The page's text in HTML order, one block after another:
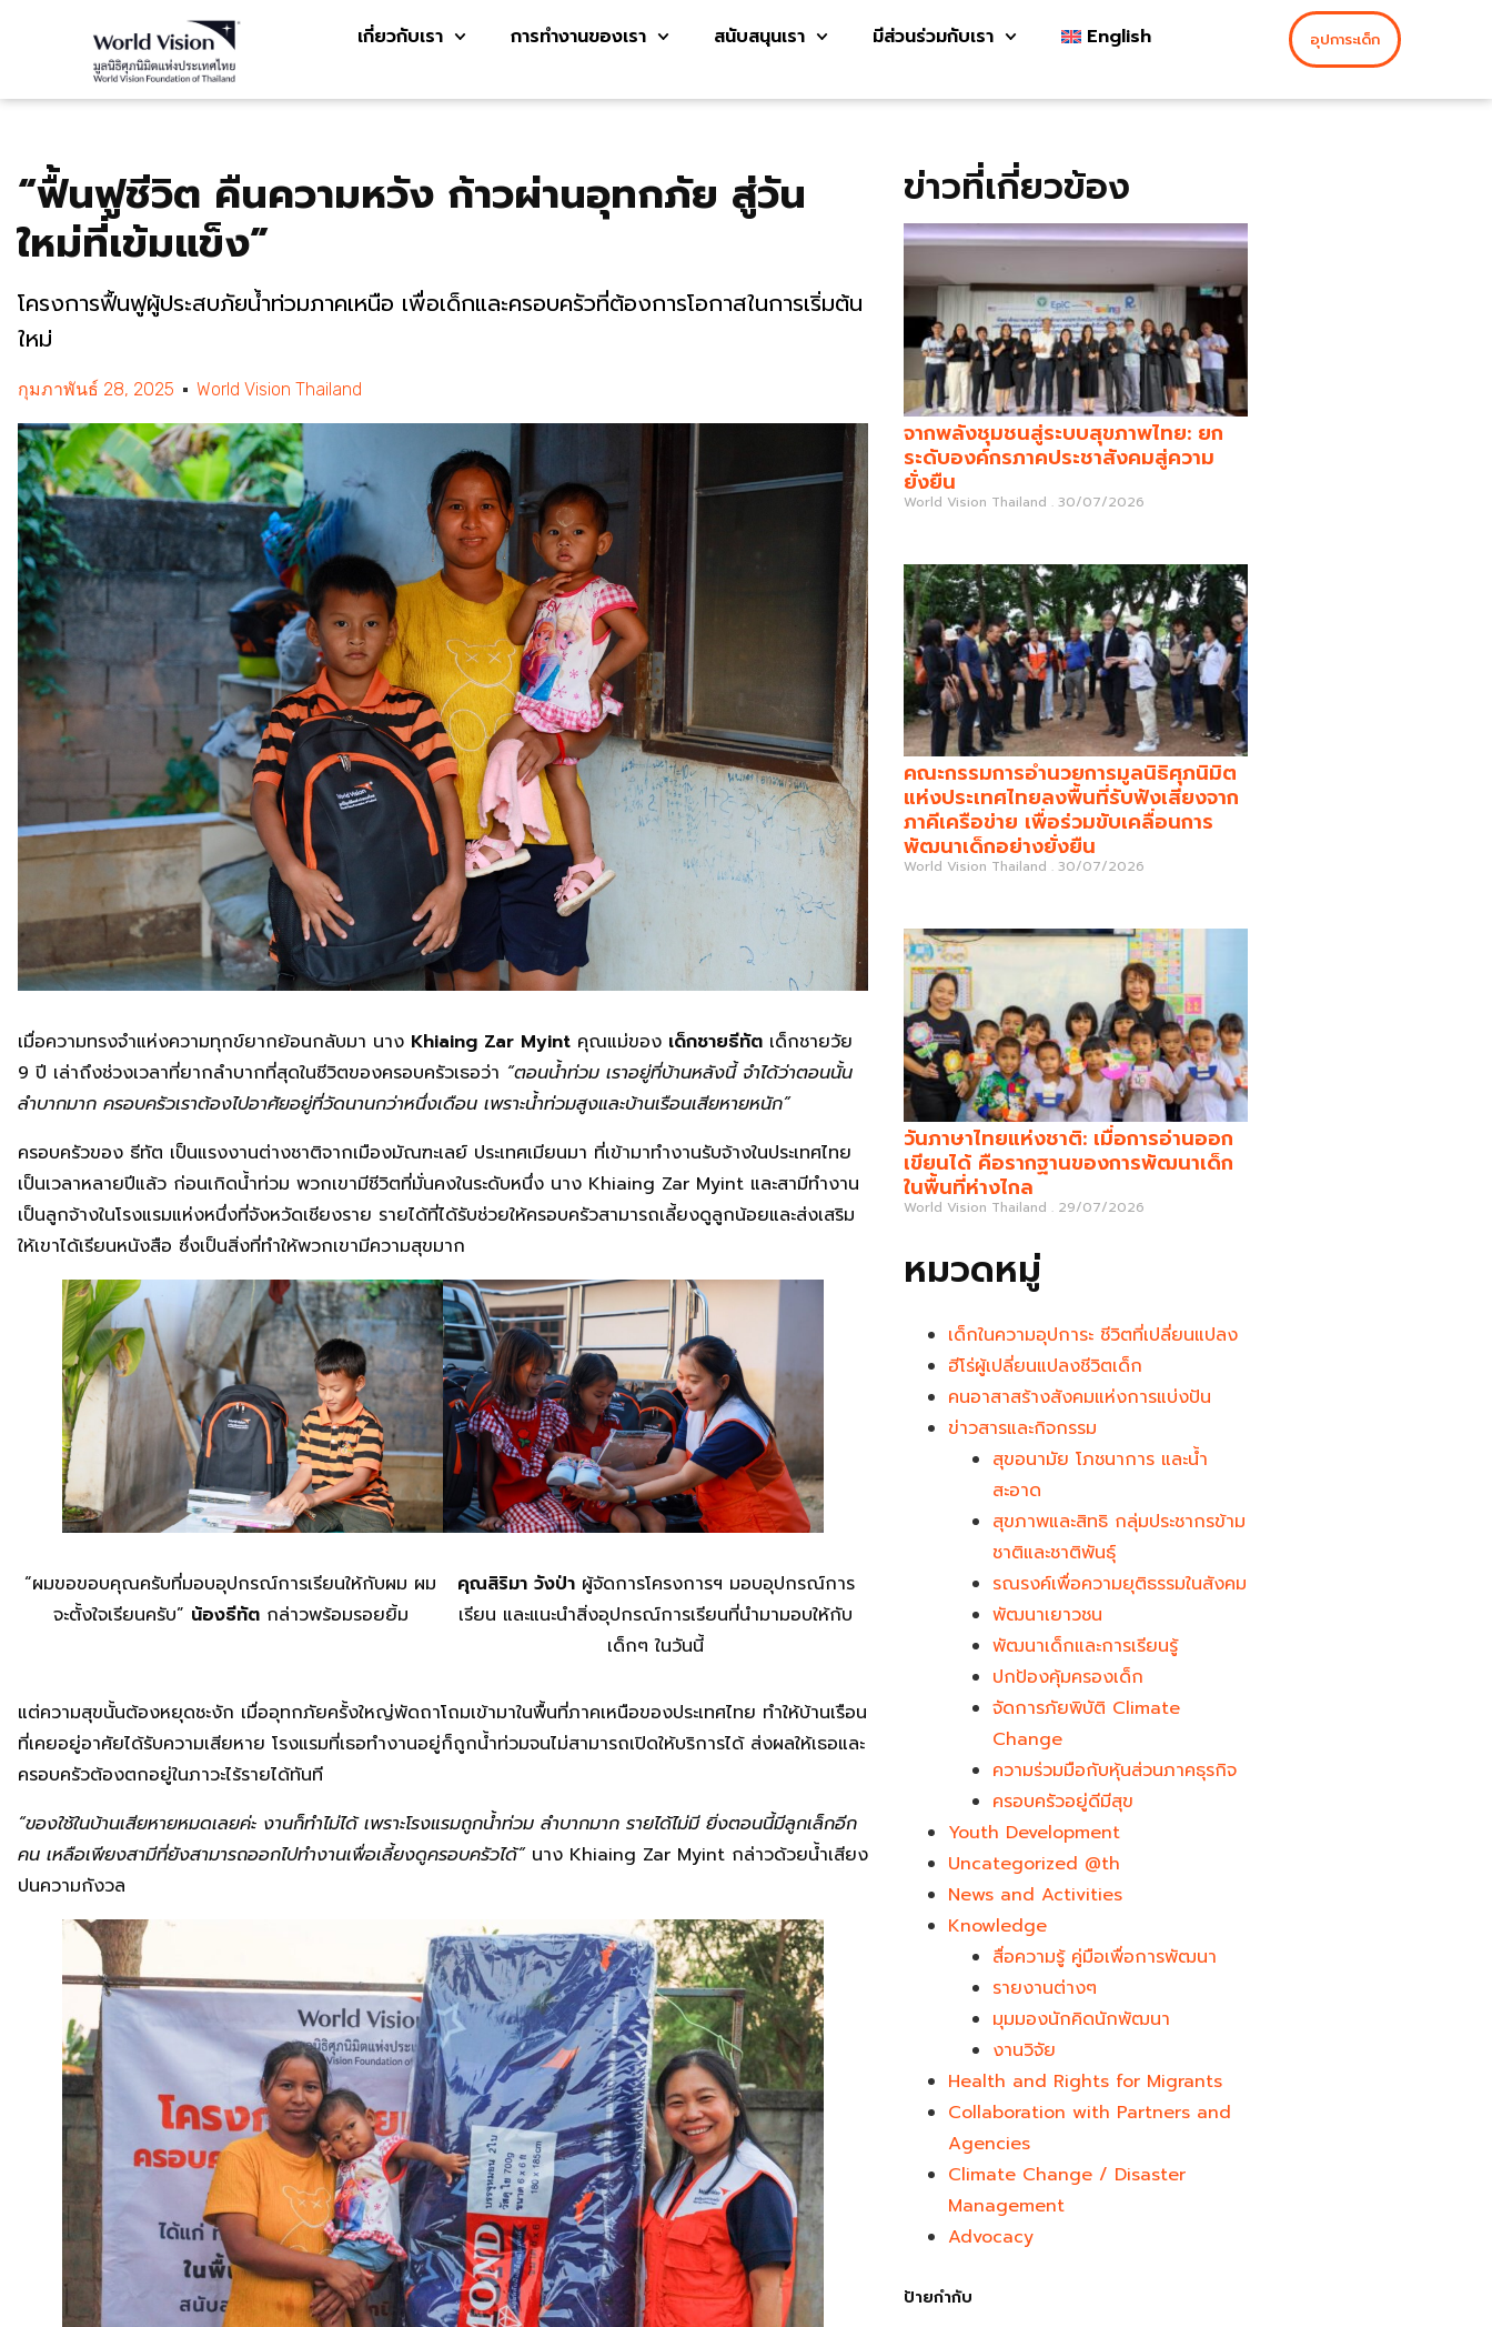
เกี่ยวกับเรา การทำงานของเรา สนับสนุนเรา มีส่วนร่วมกับเรา English อุปการะเด็ก
“ฟื้นฟูชีวิต คืนความหวัง ก้าวผ่านอุทกภัย สู่วัน
ใหม่ที่เข้มแข็ง”
โครงการฟื้นฟูผู้ประสบภัยน้ำท่วมภาคเหนือ เพื่อเด็กและครอบครัวที่ต้องการโอกาสในการเริ่มต้น
ใหม่
กุมภาพันธ์ 28, 2025 World Vision Thailand
เมื่อความทรงจำแห่งความทุกข์ยากย้อนกลับมา นาง Khiaing Zar Myint คุณแม่ของ เด็กชายธีทัต เด็กชายวัย
9 ปี เล่าถึงช่วงเวลาที่ยากลำบากที่สุดในชีวิตของครอบครัวเธอว่า “ตอนน้ำท่วม เราอยู่ที่บ้านหลังนี้ จำได้ว่าตอนนั้น
ลำบากมาก ครอบครัวเราต้องไปอาศัยอยู่ที่วัดนานกว่าหนึ่งเดือน เพราะน้ำท่วมสูงและบ้านเรือนเสียหายหนัก”
ครอบครัวของ ธีทัต เป็นแรงงานต่างชาติจากเมืองมัณฑะเลย์ ประเทศเมียนมา ที่เข้ามาทำงานรับจ้างในประเทศไทย
เป็นเวลาหลายปีแล้ว ก่อนเกิดน้ำท่วม พวกเขามีชีวิตที่มั่นคงในระดับหนึ่ง นาง Khiaing Zar Myint และสามีทำงาน
เป็นลูกจ้างในโรงแรมแห่งหนึ่งที่จังหวัดเชียงราย รายได้ที่ได้รับช่วยให้ครอบครัวสามารถเลี้ยงดูลูกน้อยและส่งเสริม
ให้เขาได้เรียนหนังสือ ซึ่งเป็นสิ่งที่ทำให้พวกเขามีความสุขมาก
“ผมขอขอบคุณครับที่มอบอุปกรณ์การเรียนให้กับผม ผม
จะตั้งใจเรียนครับ” น้องธีทัตกล่าวพร้อมรอยยิ้ม
คุณสิริมา วังป่าผู้จัดการโครงการฯ มอบอุปกรณ์การ
เรียน และแนะนำสิ่งอุปกรณ์การเรียนที่นำมามอบให้กับ
เด็กๆ ในวันนี้
แต่ความสุขนั้นต้องหยุดชะงัก เมื่ออุทกภัยครั้งใหญ่พัดถาโถมเข้ามาในพื้นที่ภาคเหนือของประเทศไทย ทำให้บ้านเรือน
ที่เคยอยู่อาศัยได้รับความเสียหาย โรงแรมที่เธอทำงานอยู่ก็ถูกน้ำท่วมจนไม่สามารถเปิดให้บริการได้ ส่งผลให้เธอและ
ครอบครัวต้องตกอยู่ในภาวะไร้รายได้ทันที
“ของใช้ในบ้านเสียหายหมดเลยค่ะ งานก็ทำไม่ได้ เพราะโรงแรมถูกน้ำท่วม ลำบากมาก รายได้ไม่มี ยิ่งตอนนี้มีลูกเล็กอีก
คน เหลือเพียงสามีที่ยังสามารถออกไปทำงานเพื่อเลี้ยงดูครอบครัวได้”นาง Khiaing Zar Myint กล่าวด้วยน้ำเสียง
ปนความกังวล
ข่าวที่เกี่ยวข้อง
จากพลังชุมชนสู่ระบบสุขภาพไทย: ยก
ระดับองค์กรภาคประชาสังคมสู่ความ
ยั่งยืน
World Vision Thailand 30/07/2026
คณะกรรมการอำนวยการมูลนิธิศุภนิมิต
แห่งประเทศไทยลงพื้นที่รับฟังเสียงจาก
ภาคีเครือข่าย เพื่อร่วมขับเคลื่อนการ
พัฒนาเด็กอย่างยั่งยืน
World Vision Thailand 30/07/2026
วันภาษาไทยแห่งชาติ: เมื่อการอ่านออก
เขียนได้ คือรากฐานของการพัฒนาเด็ก
ในพื้นที่ห่างไกล
World Vision Thailand 29/07/2026
หมวดหมู่
เด็กในความอุปการะ ชีวิตที่เปลี่ยนแปลง
ฮีโร่ผู้เปลี่ยนแปลงชีวิตเด็ก
คนอาสาสร้างสังคมแห่งการแบ่งปัน
ข่าวสารและกิจกรรม
สุขอนามัย โภชนาการ และน้ำ
สะอาด
สุขภาพและสิทธิ กลุ่มประชากรข้าม
ชาติและชาติพันธุ์
รณรงค์เพื่อความยุติธรรมในสังคม
พัฒนาเยาวชน
พัฒนาเด็กและการเรียนรู้
ปกป้องคุ้มครองเด็ก
จัดการภัยพิบัติ Climate
Change
ความร่วมมือกับหุ้นส่วนภาคธุรกิจ
ครอบครัวอยู่ดีมีสุข
Youth Development​
Uncategorized @th
News and Activities
Knowledge
สื่อความรู้ คู่มือเพื่อการพัฒนา
รายงานต่างๆ
มุมมองนักคิดนักพัฒนา
งานวิจัย
Health and Rights for Migrants
Collaboration with Partners and
Agencies
Climate Change / Disaster
Management
Advocacy
ป้ายกำกับ